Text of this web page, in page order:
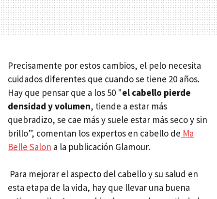
Precisamente por estos cambios, el pelo necesita
cuidados diferentes que cuando se tiene 20 años.
Hay que pensar que a los 50 "el cabello pierde
densidad y volumen, tiende a estar más
quebradizo, se cae más y suele estar más seco y sin
brillo”, comentan los expertos en cabello de Ma
Belle Salon a la publicación Glamour.
Para mejorar el aspecto del cabello y su salud en
esta etapa de la vida, hay que llevar una buena